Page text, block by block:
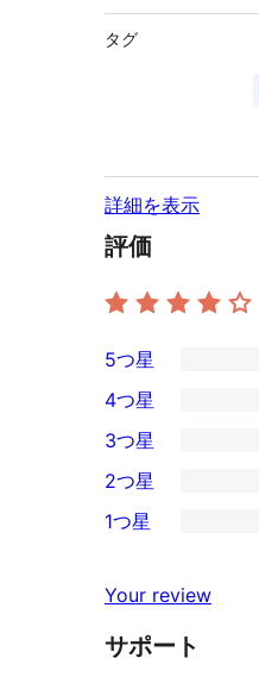
タグ
詳細を表示
評価
3
5-
星
レ
ビ
ー
5つ星
4-
星
レ
ュ
ー
4つ星
0
3-
星
ビ
ュ
3つ星
2-
レ
ビ
2つ星
星
レ
1つ星
Your review
サポート